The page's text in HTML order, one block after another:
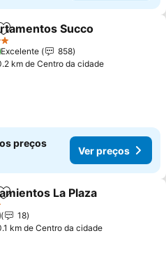
Adicionar aos favoritos
Succo
Excelente
858
km de Centro da cidade
preços
Ver preços
Adicionar aos favoritos
La Plaza
18
km de Centro da cidade